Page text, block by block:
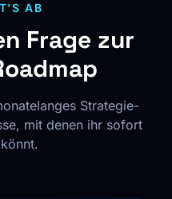
AB
Frage zur
Strategie-
mit denen ihr sofort